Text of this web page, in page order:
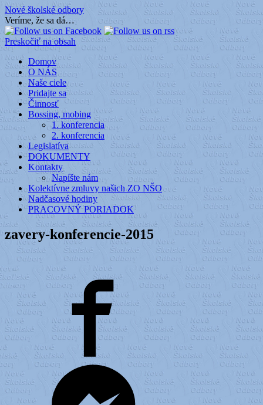
Nové školské odbory
Veríme, že sa dá…
Preskočiť na obsah
Domov
O NÁS
Naše ciele
Pridajte sa
Činnosť
Bossing, mobing
1. konferencia
2. konferencia
Legislatíva
DOKUMENTY
Kontakty
Napíšte nám
Kolektívne zmluvy našich ZO NŠO
Nadčasové hodiny
PRACOVNÝ PORIADOK
zavery-konferencie-2015